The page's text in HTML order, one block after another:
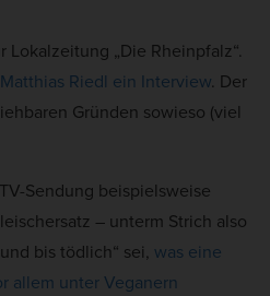
„Die Rheinpfalz“.
Matthias Riedl ein Interview. Der
Gründen sowieso (viel
Sendung beispielsweise
– unterm Strich also
bis tödlich“ sei, was eine
allem unter Veganern